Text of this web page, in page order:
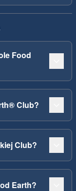
Food
Club?
Club?
Earth?